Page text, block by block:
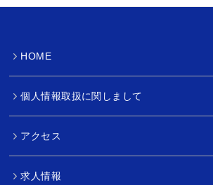
HOME
個人情報取扱に関しまして
アクセス
求人情報